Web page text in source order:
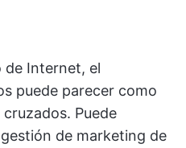
de Internet, el
puede parecer como
Puede
de marketing de